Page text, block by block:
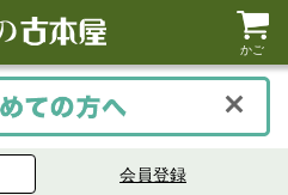
かご
会員登録